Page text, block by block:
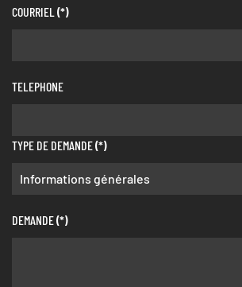
COURRIEL (*)
TELEPHONE
TYPE DE DEMANDE(*)
DEMANDE(*)